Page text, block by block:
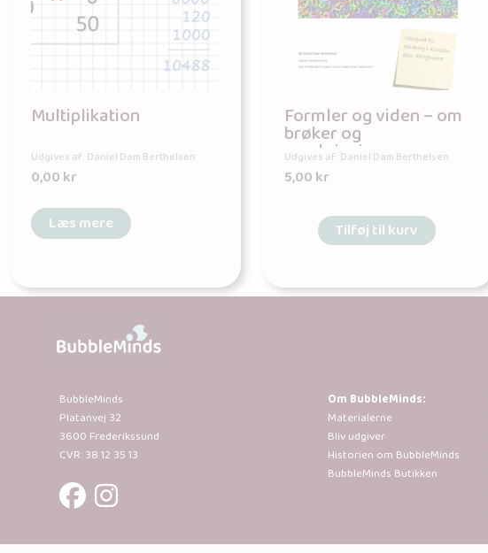
Multiplikation
Udgives af: Daniel Dam Berthelsen
0,00kr
Læs mere
Formler og viden – om
brøker og
omskrivninger
Udgives af: Daniel Dam Berthelsen
5,00kr
Tilføj til kurv
BubbleMinds
Platanvej 32
3600 Frederikssund
CVR: 38 12 35 13
Om BubbleMinds:
Materialerne
Bliv udgiver
Historien om BubbleMinds
BubbleMinds Butikken